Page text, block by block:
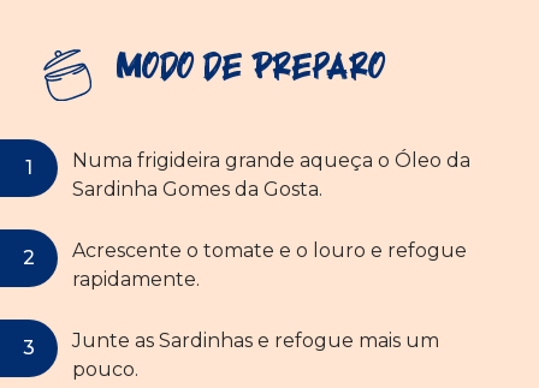
Modo de Preparo
Numa frigideira grande aqueça o Óleo da
Sardinha Gomes da Gosta.
Acrescente o tomate e o louro e refogue
rapidamente.
Junte as Sardinhas e refogue mais um
pouco.